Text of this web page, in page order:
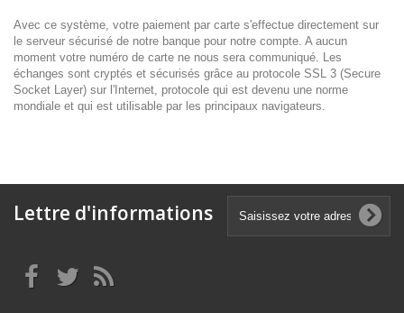
Avec ce système, votre paiement par carte s'effectue directement sur
le serveur sécurisé de notre banque pour notre compte. A aucun
moment votre numéro de carte ne nous sera communiqué. Les
échanges sont cryptés et sécurisés grâce au protocole SSL 3 (Secure
Socket Layer) sur l'Internet, protocole qui est devenu une norme
mondiale et qui est utilisable par les principaux navigateurs.
Lettre d'informations